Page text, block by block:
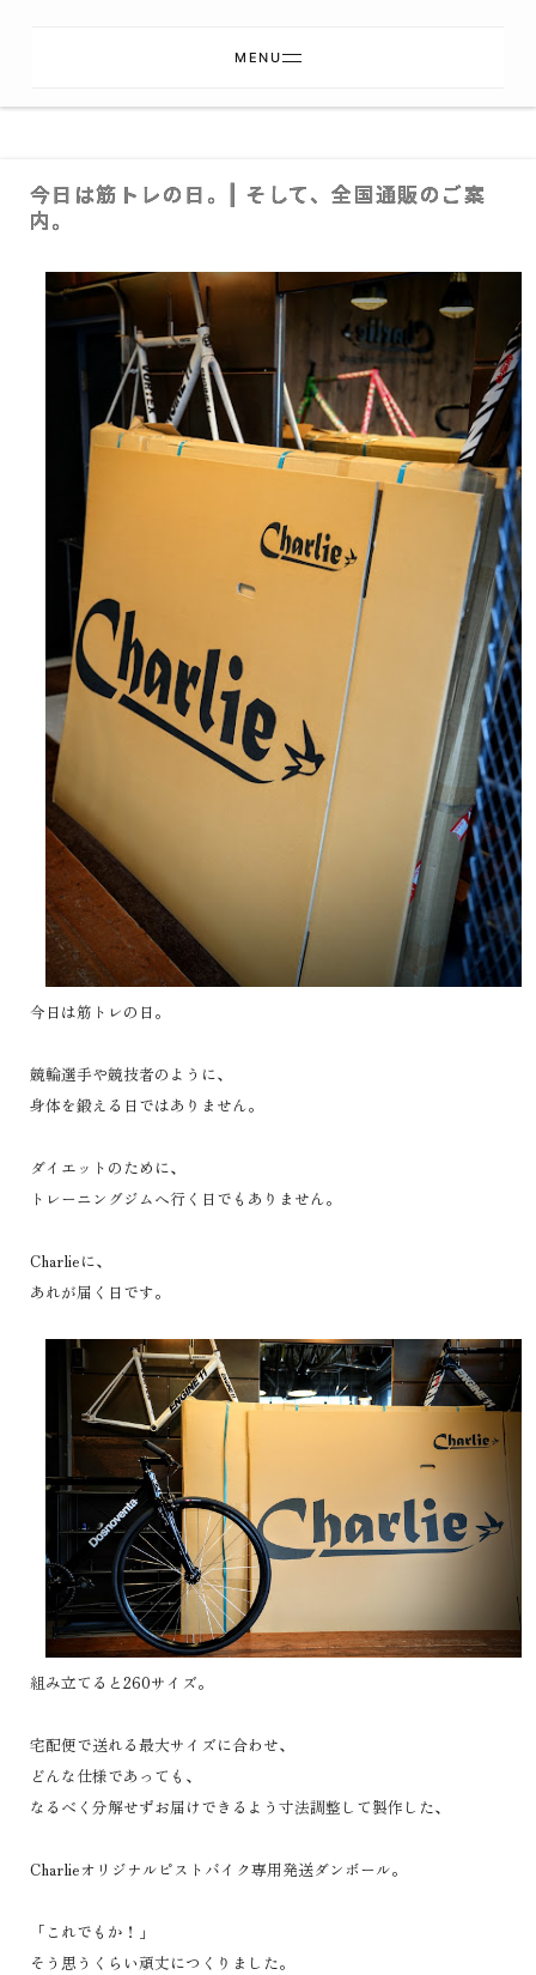
MENU
今日は筋トレの日。| そして、全国通販のご案
内。
今日は筋トレの日。
競輪選手や競技者のように、
身体を鍛える日ではありません。
ダイエットのために、
トレーニングジムへ行く日でもありません。
Charlieに、
あれが届く日です。
組み立てると260サイズ。
宅配便で送れる最大サイズに合わせ、
どんな仕様であっても、
なるべく分解せずお届けできるよう寸法調整して製作した、
Charlieオリジナルピストバイク専用発送ダンボール。
「これでもか！」
そう思うくらい頑丈につくりました。